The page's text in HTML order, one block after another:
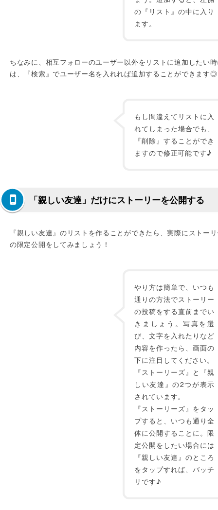
の『リスト』の中に入り
ます。
ちなみに、相互フォローのユーザー以外をリストに追加したい
は、『検索』でユーザー名を入れれば追加することができます◎
もし間違えてリストに入
れてしまった場合でも、
『削除』することができ
ますので修正可能です♪
「親しい友達」だけにストーリーを公開する
『親しい友達』のリストを作ることができたら、実際にストー
の限定公開をしてみましょう！
やり方は簡単で、いつも
通りの方法でストーリー
の投稿をする直前までい
きましょう。写真を選
び、文字を入れたりなど
内容を作ったら、画面の
下に注目してください。
『ストーリーズ』と『親
しい友達』の2つが表示
されています。
『ストーリーズ』をタッ
プすると、いつも通り全
体に公開することに。限
定公開をしたい場合には
『親しい友達』のところ
をタップすれば、バッチ
リです♪